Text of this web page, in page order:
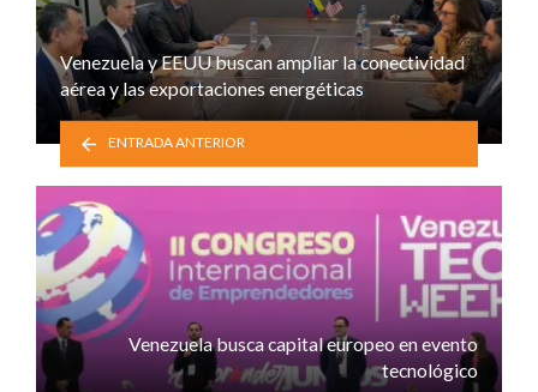
Venezuela y EEUU buscan ampliar la conectividad
aérea y las exportaciones energéticas
ENTRADA ANTERIOR
Venezuela busca capital europeo en evento
tecnológico